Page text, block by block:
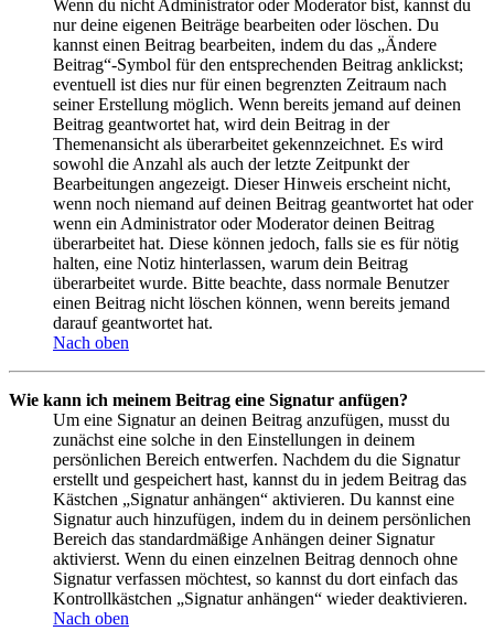
Wenn du nicht Administrator oder Moderator bist, kannst du
nur deine eigenen Beiträge bearbeiten oder löschen. Du
kannst einen Beitrag bearbeiten, indem du das „Ändere
Beitrag“-Symbol für den entsprechenden Beitrag anklickst;
eventuell ist dies nur für einen begrenzten Zeitraum nach
seiner Erstellung möglich. Wenn bereits jemand auf deinen
Beitrag geantwortet hat, wird dein Beitrag in der
Themenansicht als überarbeitet gekennzeichnet. Es wird
sowohl die Anzahl als auch der letzte Zeitpunkt der
Bearbeitungen angezeigt. Dieser Hinweis erscheint nicht,
wenn noch niemand auf deinen Beitrag geantwortet hat oder
wenn ein Administrator oder Moderator deinen Beitrag
überarbeitet hat. Diese können jedoch, falls sie es für nötig
halten, eine Notiz hinterlassen, warum dein Beitrag
überarbeitet wurde. Bitte beachte, dass normale Benutzer
einen Beitrag nicht löschen können, wenn bereits jemand
darauf geantwortet hat.
Nach oben
Wie kann ich meinem Beitrag eine Signatur anfügen?
Um eine Signatur an deinen Beitrag anzufügen, musst du
zunächst eine solche in den Einstellungen in deinem
persönlichen Bereich entwerfen. Nachdem du die Signatur
erstellt und gespeichert hast, kannst du in jedem Beitrag das
Kästchen „Signatur anhängen“ aktivieren. Du kannst eine
Signatur auch hinzufügen, indem du in deinem persönlichen
Bereich das standardmäßige Anhängen deiner Signatur
aktivierst. Wenn du einen einzelnen Beitrag dennoch ohne
Signatur verfassen möchtest, so kannst du dort einfach das
Kontrollkästchen „Signatur anhängen“ wieder deaktivieren.
Nach oben